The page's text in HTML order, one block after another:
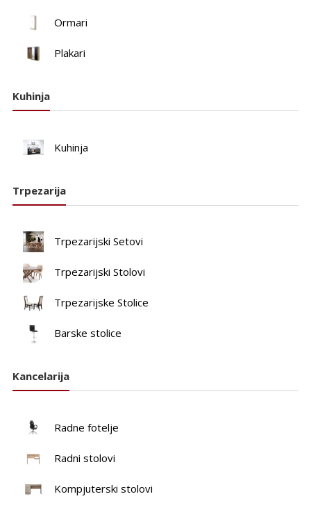
Ormari
Plakari
Kuhinja
Kuhinja
Trpezarija
Trpezarijski Setovi
Trpezarijski Stolovi
Trpezarijske Stolice
Barske stolice
Kancelarija
Radne fotelje
Radni stolovi
Kompjuterski stolovi